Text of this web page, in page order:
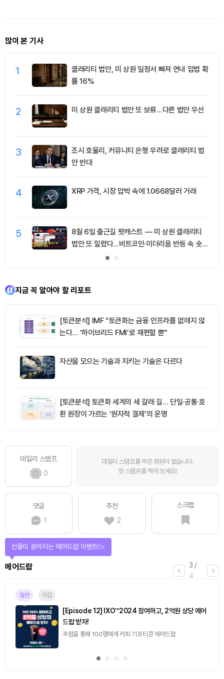
많이 본 기사
1
클래리티 법안, 미 상원 일정서 빠져 연내 입법 확
률 16%
2 미 상원 클래리티 법안 또 보류…다른 법안 우선
3
조시 호울리, 커뮤니티 은행 우려로 클래리티 법
안 반대
4 XRP 가격, 시장 압박 속에 1.0668달러 거래
5
8월 6일 출근길 팟캐스트 — 미 상원 클래리티
법안 또 밀렸다…비트코인·이더리움 반등 속 숏
청산 2.35억달러
지금 꼭 알아야 할 리포트
[토큰분석] IMF “토큰화는 금융 인프라를 없애지 않
는다… ‘하이브리드 FMI’로 재편할 뿐”
자산을 모으는 기술과 지키는 기술은 다르다
[토큰분석] 토큰화 세계의 세 갈래 길… 단일·공통·호
환 원장이 가르는 ‘원자적 결제’의 운명
데일리 스탬프
0
데일리 스탬프를 찍은 회원이 없습니다.
첫 스탬프를 찍어 보세요!
댓글
1
추천
2
스크랩
3 /
4
에어드랍
선물이 쏟아지는 에어드랍 이벤트!
일반 마감
[Episode 12] IXO™2024 참여하고, 2억원 상당 에어
드랍 받자!
추첨을 통해 100명에게 커피 기프티콘 에어드랍